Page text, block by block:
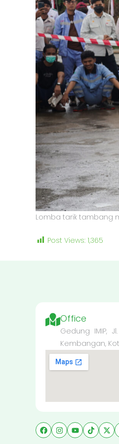
Lomba tarik tambang
Post Views: 1,365
Office
Gedung IMIP,
Kembangan,